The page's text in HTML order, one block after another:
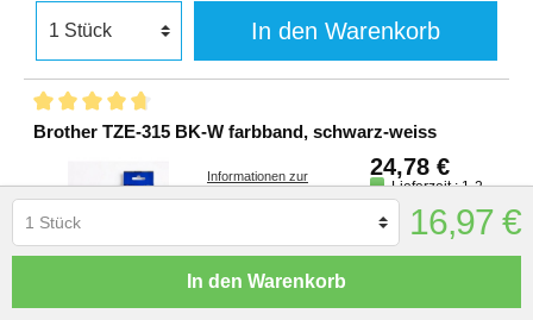
16,97 €
In den Warenkorb
In den Warenkorb
Brother TZE-315 BK-W farbband, schwarz-weiss
Informationen zur
24,78 €
Lieferzeit : 1-2
Werktage
(inkl. MwSt.)
versandkostenfrei
In den Warenkorb